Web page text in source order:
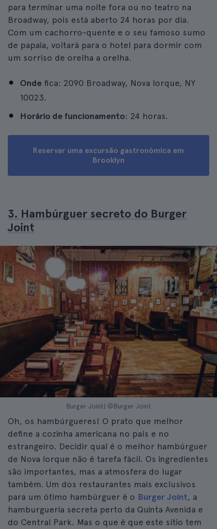
para terminar uma noite fora ou no teatro na
Broadway, pois está aberto 24 horas por dia.
Com um cachorro-quente e o seu famoso sumo
de papaia, voltará para o hotel para dormir com
um sorriso de orelha a orelha.
Onde fica: 2090 Broadway, Nova Iorque, NY
10023.
Horário de funcionamento: 24 horas.
Reservar uma excursão gastronómica em
Brooklyn
3. Hambúrguer secreto do Burger
Joint
Burger Joint| ©Burger Joint
Oh, os hambúrgueres! O prato que melhor
define a cozinha americana no país e no
estrangeiro. Decidir qual é o melhor hambúrguer
de Nova Iorque não é tarefa fácil. Os ingredientes
são importantes, mas a atmosfera do lugar
também. Um dos restaurantes mais exclusivos
para um ótimo hambúrguer é o Burger Joint, a
hamburgueria secreta perto da Quinta Avenida e
do Central Park. Mas o que é que este sítio tem